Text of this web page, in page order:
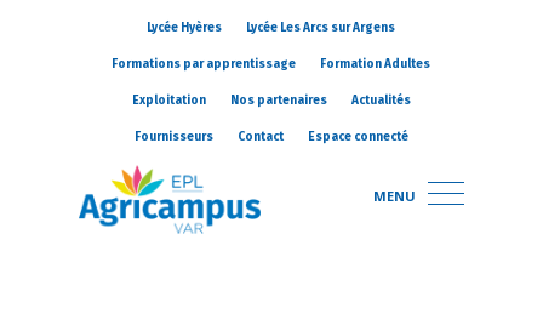
Lycée Hyères Lycée Les Arcs sur Argens
Formations par apprentissage Formation Adultes
Exploitation Nos partenaires Actualités
Fournisseurs Contact Espace connecté
MENU